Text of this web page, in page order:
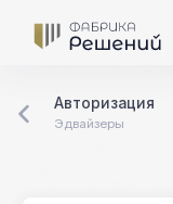
Авторизация
Эдвайзеры